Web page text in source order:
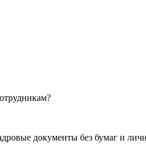
документы без бумаг и